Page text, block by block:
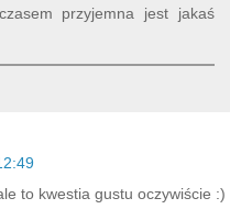
przyjemna jest jakaś
to kwestia gustu oczywiście :)